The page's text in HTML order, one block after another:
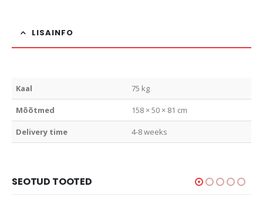
LISAINFO
Kaal 75 kg
Mõõtmed 158 × 50 × 81 cm
Delivery time 4-8 weeks
SEOTUD TOOTED